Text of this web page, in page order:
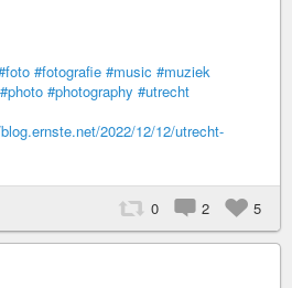
#fotografie #music #muziek
#photo #photography #utrecht
2022/12/12/utrecht-
0 2 5